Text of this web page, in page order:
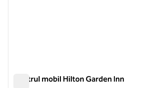
Centrul mobil Hilton Garden Inn